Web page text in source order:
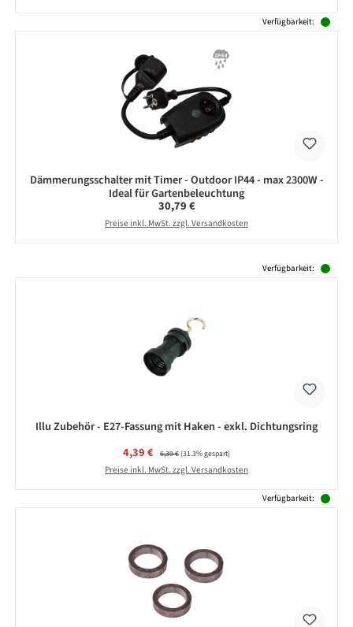
Verfügbarkeit:
Dämmerungsschalter mit Timer - Outdoor IP44 - max 2300W -
Ideal für Gartenbeleuchtung
Regulärer Preis:
30,79 €
Preise inkl. MwSt. zzgl. Versandkosten
Verfügbarkeit:
Illu Zubehör - E27-Fassung mit Haken - exkl. Dichtungsring
Verkaufspreis:
4,39 € Regulärer Preis:
6,39 €(31.3% gespart)
Preise inkl. MwSt. zzgl. Versandkosten
Verfügbarkeit: